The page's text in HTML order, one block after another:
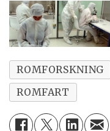
ROMFORSKNING
ROMFART